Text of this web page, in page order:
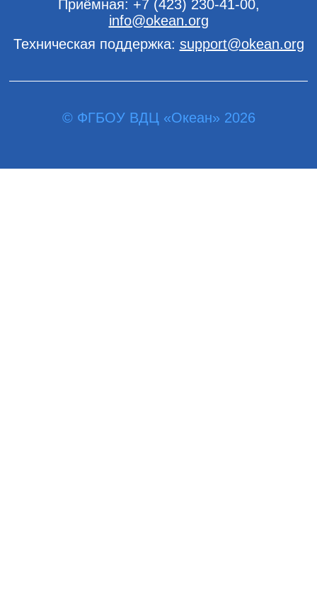
Приёмная: +7 (423) 230-41-00,
info@okean.org
Техническая поддержка: support@okean.org
© ФГБОУ ВДЦ «Океан» 2026